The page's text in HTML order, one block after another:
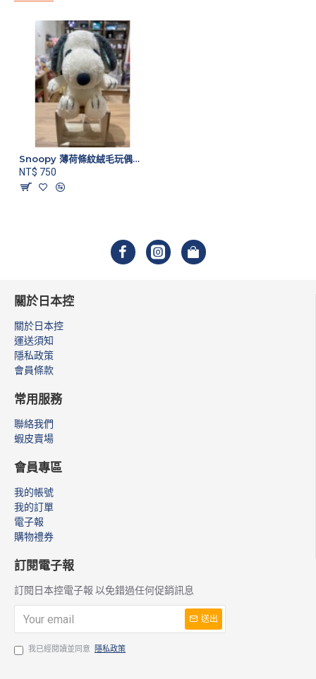
Snoopy 薄荷條紋絨毛玩偶娃娃 S號
NT$ 750
關於日本控
關於日本控
運送須知
隱私政策
會員條款
常用服務
聯絡我們
蝦皮賣場
會員專區
我的帳號
我的訂單
電子報
購物禮券
訂閱電子報
訂閱日本控電子報 以免錯過任何促銷訊息
送出
我已經閱讀並同意 隱私政策